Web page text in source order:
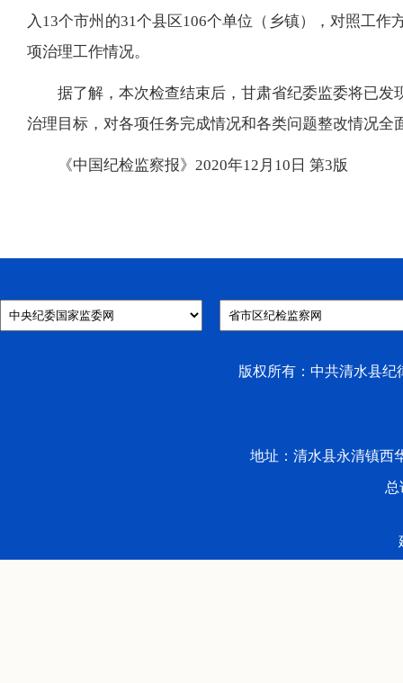
入13个市州的31个县区106个单位（乡镇），对照工
项治理工作情况。
据了解，本次检查结束后，甘肃省纪委监委将已
治理目标，对各项任务完成情况和各类问题整改情况
《中国纪检监察报》2020年12月10日 第3版
版权所有：中共清水县纪
地址：清水县永清镇西
总